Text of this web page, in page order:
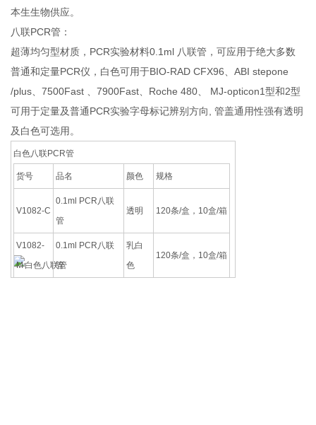
本生生物供应。
八联PCR管：
超薄均匀型材质，PCR实验材料0.1ml 八联管，可应用于绝大多数
普通和定量PCR仪，白色可用于BIO-RAD CFX96、ABI stepone
/plus、7500Fast 、7900Fast、Roche 480、 MJ-opticon1型和2型
可用于定量及普通PCR实验字母标记辨别方向, 管盖通用性强有透明
及白色可选用。
白色八联PCR管
货号 品名 颜色 规格
V1082-C
0.1ml PCR八联
管
透明 120条/盒，10盒/箱
V1082-
M
0.1ml PCR八联
管
乳白
色
120条/盒，10盒/箱